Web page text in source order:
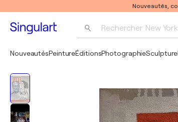
Nouveautés,
Rechercher New York
Pablo
NouveautésPeintureÉditionsPhotographieSculpture